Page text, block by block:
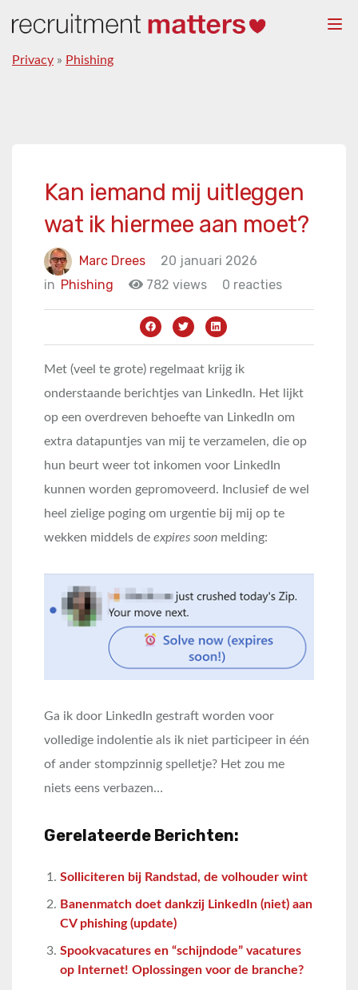
Privacy » Phishing
Kan iemand mij uitleggen
wat ik hiermee aan moet?
Marc Drees
20 januari 2026
in Phishing 782 views 0 reacties
Met (veel te grote) regelmaat krijg ik
onderstaande berichtjes van LinkedIn. Het lijkt
op een overdreven behoefte van LinkedIn om
extra datapuntjes van mij te verzamelen, die op
hun beurt weer tot inkomen voor LinkedIn
kunnen worden gepromoveerd. Inclusief de wel
heel zielige poging om urgentie bij mij op te
wekken middels de expires soon melding:
Ga ik door LinkedIn gestraft worden voor
volledige indolentie als ik niet participeer in één
of ander stompzinnig spelletje? Het zou me
niets eens verbazen…
Gerelateerde Berichten:
Solliciteren bij Randstad, de volhouder wint
Banenmatch doet dankzij LinkedIn (niet) aan
CV phishing (update)
Spookvacatures en “schijndode” vacatures
op Internet! Oplossingen voor de branche?